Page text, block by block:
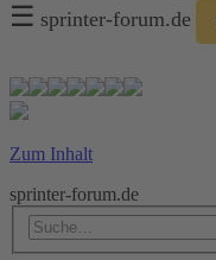
☰ sprinter-forum.de
Zum Inhalt
sprinter-forum.de